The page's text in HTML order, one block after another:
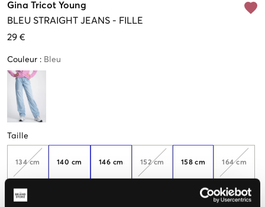
Gina Tricot Young
BLEU STRAIGHT JEANS - FILLE
29 €
Couleur : Bleu
Taille
134 cm 140 cm 146 cm 152 cm 158 cm
Seulement
disponibles
164 cm